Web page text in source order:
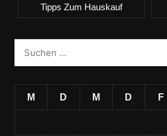
Tipps Zum Hauskauf
M D M D F